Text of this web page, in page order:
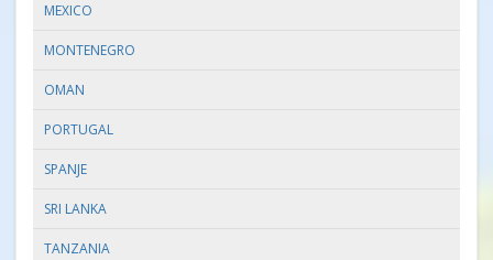
MEXICO
MONTENEGRO
OMAN
PORTUGAL
SPANJE
SRI LANKA
TANZANIA